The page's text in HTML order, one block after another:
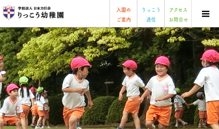
入園の
ご案内
りっこう
通信
アクセス
お問合せ